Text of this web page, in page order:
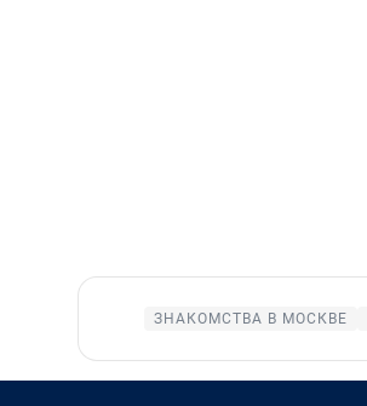
ЗНАКОМСТВА В МОСКВЕ